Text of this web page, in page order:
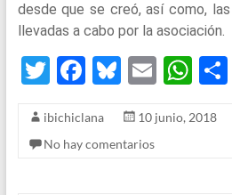
desde que se creó, así como,
llevadas a cabo por la asociación.
T
tt
er
F
ce
b
Bl
es
ky
E
ail
W
at
S
ibichiclana 10 junio, 2018
No hay comentarios